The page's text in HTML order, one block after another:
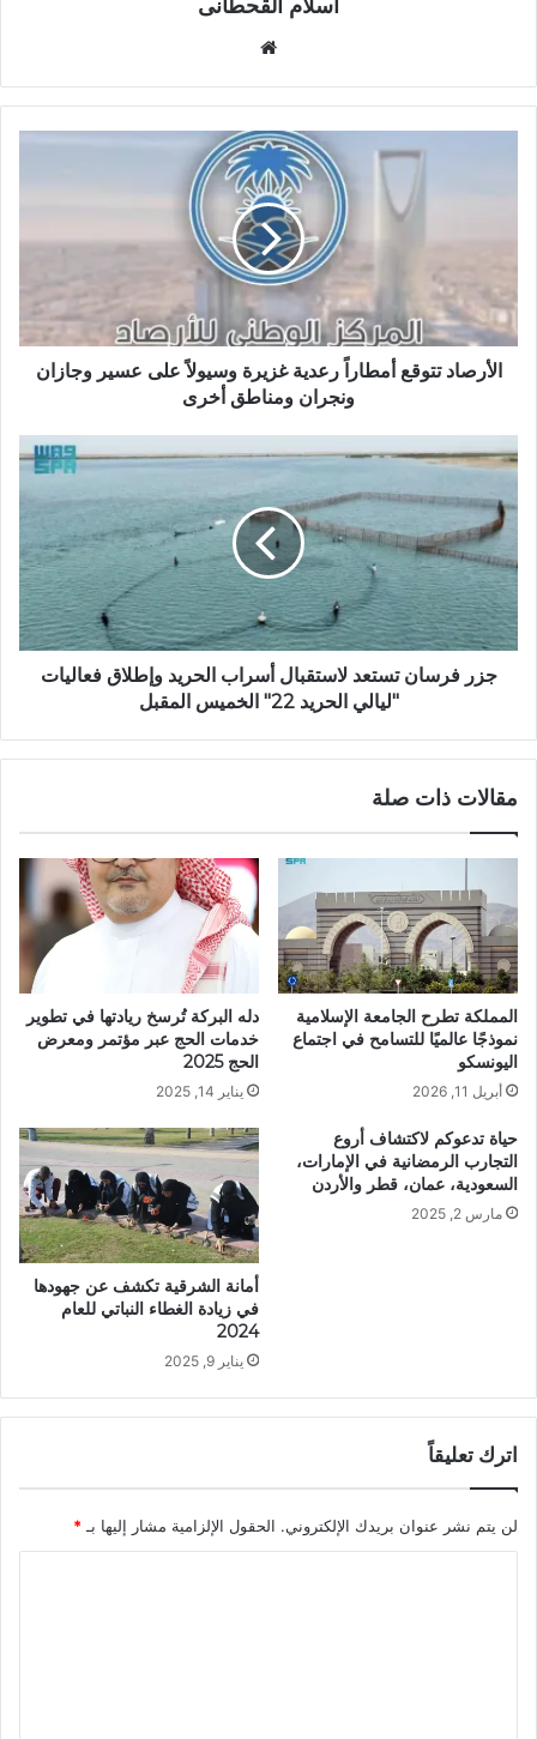
اسلام القحطانى
ق
ع
ل
و
ي
ب
الأرصاد تتوقع أمطاراً رعدية غزيرة وسيولاً على عسير وجازان
ونجران ومناطق أخرى
جزر فرسان تستعد لاستقبال أسراب الحريد وإطلاق فعاليات
"ليالي الحريد 22" الخميس المقبل
مقالات ذات صلة
المملكة تطرح الجامعة الإسلامية
نموذجًا عالميًا للتسامح في اجتماع
اليونسكو
أبريل 11, 2026
دله البركة تُرسخ ريادتها في تطوير
خدمات الحج عبر مؤتمر ومعرض
الحج 2025
يناير 14, 2025
حياة تدعوكم لاكتشاف أروع
التجارب الرمضانية في الإمارات،
السعودية، عمان، قطر والأردن
مارس 2, 2025
أمانة الشرقية تكشف عن جهودها
في زيادة الغطاء النباتي للعام
2024
يناير 9, 2025
اترك تعليقاً
لن يتم نشر عنوان بريدك الإلكتروني. الحقول الإلزامية مشار إليها بـ *